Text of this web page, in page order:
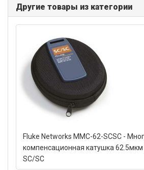
Другие товары из категории
Fluke Networks MMC-62-SCSC -
компенсационная катушка
SC/SC